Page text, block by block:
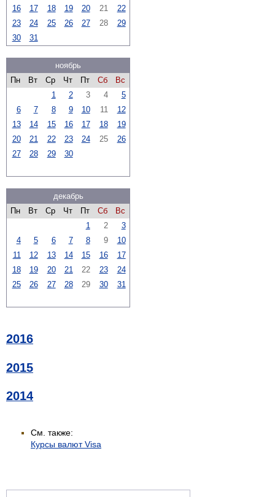
16
17 18 19 20 21
22
23
24 25 26 27 28
29
30
31
ноябрь
Пн
Вт Ср Чт Пт Сб
Вс
1
2 3 4
5
6
7 8 9 10 11
12
13
14 15 16 17 18
19
20
21 22 23 24 25
26
27
28 29 30
декабрь
Пн
Вт Ср Чт Пт Сб
Вс
1
2
3
4
5 6 7 8 9
10
11
12 13 14 15 16
17
18
19 20 21 22 23
24
25
26 27 28 29 30 31
2016
2015
2014
См. также:
Курсы валют Visa